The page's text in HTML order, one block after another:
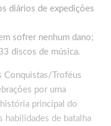
diários de expedições
sofrer nenhum dano;
discos de música.
Conquistas/Troféus
por uma
principal do
de batalha